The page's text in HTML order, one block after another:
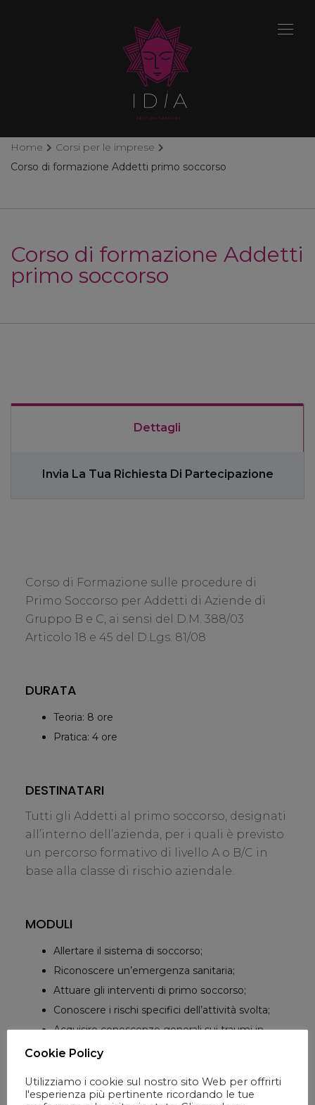
Home
Corsi per le imprese
Corso di formazione Addetti primo soccorso
Corso di formazione Addetti
primo soccorso
Dettagli
Invia La Tua Richiesta Di Partecipazione
Corso di Formazione sulle procedure di
Primo Soccorso per Addetti di Aziende di
Gruppo B e C, ai sensi del D.M. 388/03
Articolo 18 e 45 del D.Lgs. 81/08
DURATA
Teoria: 8 ore
Pratica: 4 ore
DESTINATARI
Tutti gli Addetti al primo soccorso, designati
all’interno dell’azienda, per i quali è previsto
un percorso formativo di livello A o B/C in
base alla classe di rischio aziendale.
MODULI
Allertare il sistema di soccorso;
Riconoscere un’emergenza sanitaria;
Attuare gli interventi di primo soccorso;
Conoscere i rischi specifici dell’attività svolta;
Acquisire conoscenze generali sui traumi in
ambiente di lavoro;
specifiche in ambiente di lavoro.
Cookie Policy
Utilizziamo i cookie sul nostro sito Web per offrirti
l'esperienza più pertinente ricordando le tue